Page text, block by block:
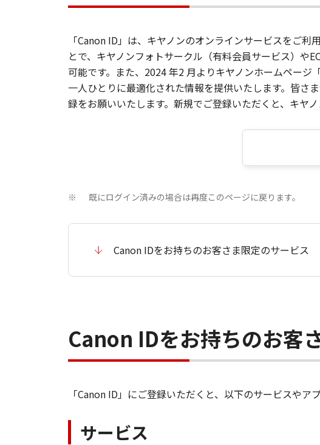
「Canon ID」は、キヤノンのオンラインサービスをご
とで、キヤノンフォトサークル（有料会員サービス）や
可能です。また、2024 年2 月よりキヤノンホームペー
一人ひとりに最適化された情報を提供いたします。皆さ
録をお願いいたします。新規でご登録いただくと、キヤ
※ 既にログイン済みの場合は再度このページに戻ります。
Canon IDをお持ちのお客さま限定のサービス
Canon IDをお持ちのお客
「Canon ID」にご登録いただくと、以下のサービスやア
サービス